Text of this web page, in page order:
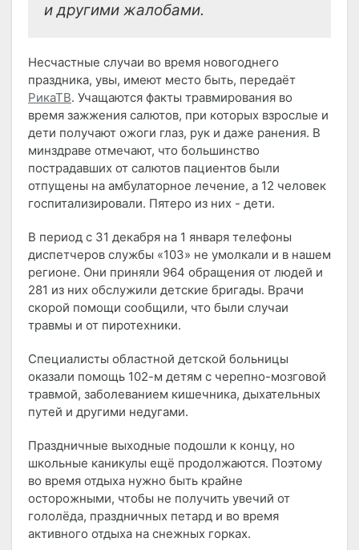
и другими жалобами.
Несчастные случаи во время новогоднего
праздника, увы, имеют место быть, передаёт
РикаТВ. Учащаются факты травмирования во
время зажжения салютов, при которых взрослые и
дети получают ожоги глаз, рук и даже ранения. В
минздраве отмечают, что большинство
пострадавших от салютов пациентов были
отпущены на амбулаторное лечение, а 12 человек
госпитализировали. Пятеро из них - дети.
В период с 31 декабря на 1 января телефоны
диспетчеров службы «103» не умолкали и в нашем
регионе. Они приняли 964 обращения от людей и
281 из них обслужили детские бригады. Врачи
скорой помощи сообщили, что были случаи
травмы и от пиротехники.
Специалисты областной детской больницы
оказали помощь 102-м детям с черепно-мозговой
травмой, заболеванием кишечника, дыхательных
путей и другими недугами.
Праздничные выходные подошли к концу, но
школьные каникулы ещё продолжаются. Поэтому
во время отдыха нужно быть крайне
осторожными, чтобы не получить увечий от
гололёда, праздничных петард и во время
активного отдыха на снежных горках.